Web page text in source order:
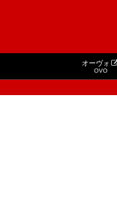
オーヴォ
OVO